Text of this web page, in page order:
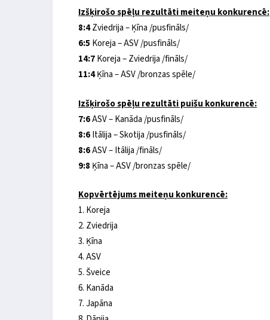
Izšķirošo spēļu rezultāti meiteņu konkurencē:
8:4Zviedrija – Ķīna /pusfināls/
6:5 Koreja – ASV /pusfināls/
14:7Koreja – Zviedrija /fināls/
11:4Ķīna – ASV /bronzas spēle/
Izšķirošo spēļu rezultāti puišu konkurencē:
7:6ASV – Kanāda /pusfināls/
8:6Itālija – Skotija /pusfināls/
8:6ASV – Itālija /fināls/
9:8 Ķīna – ASV /bronzas spēle/
Kopvērtējums meiteņu konkurencē:
1. Koreja
2. Zviedrija
3. Ķīna
4. ASV
5. Šveice
6. Kanāda
7. Japāna